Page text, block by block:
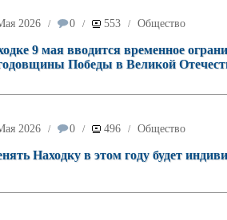
2026 / 0 / 553 / Общество
9 мая вводится временное
Победы в Великой
2026 / 0 / 496 / Общество
Находку в этом году будет